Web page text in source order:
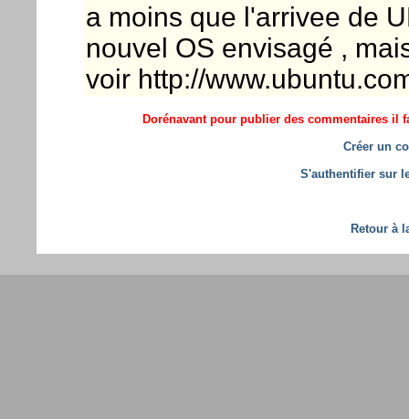
a moins que l'arrivee de
nouvel OS envisagé ,
voir http://
Dorénavant pour publier des commentaires il
Créer un
S'authentifier sur
Retour à